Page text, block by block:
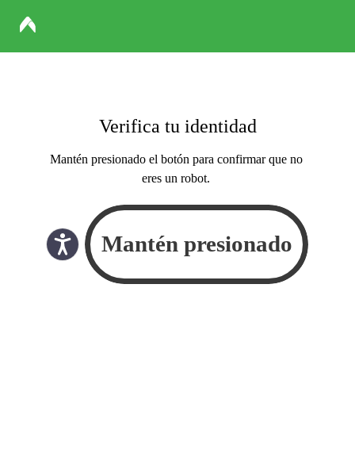
Verifica tu identidad
Mantén presionado el botón para confirmar que no
eres un robot.